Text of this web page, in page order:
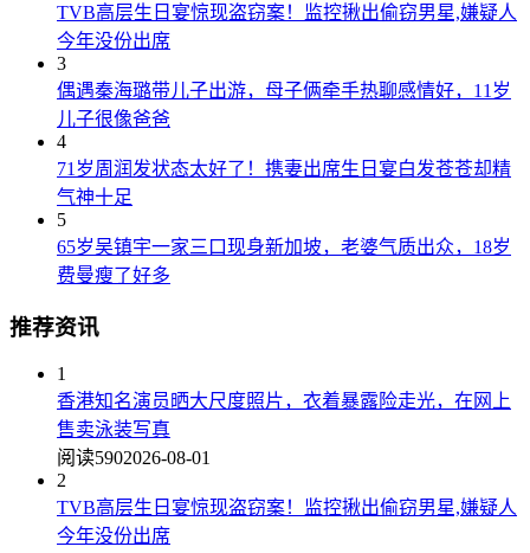
TVB高层生日宴惊现盗窃案！监控揪出偷窃男星,嫌疑人
今年没份出席
3
偶遇秦海璐带儿子出游，母子俩牵手热聊感情好，11岁
儿子很像爸爸
4
71岁周润发状态太好了！携妻出席生日宴白发苍苍却精
气神十足
5
65岁吴镇宇一家三口现身新加坡，老婆气质出众，18岁
费曼瘦了好多
推荐资讯
1
香港知名演员晒大尺度照片，衣着暴露险走光，在网上
售卖泳装写真
阅读5902026-08-01
2
TVB高层生日宴惊现盗窃案！监控揪出偷窃男星,嫌疑人
今年没份出席